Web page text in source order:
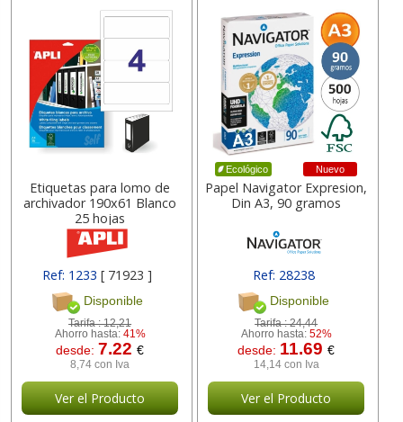
Etiquetas para lomo de
archivador 190x61 Blanco
25 hojas
Ref: 1233[ 71923 ]
Disponible
Tarifa :12,21
Ahorro hasta: 41%
desde: 7.22€
8,74 con Iva
Ver el Producto
Ecológico Nuevo
Papel Navigator Expresion,
Din A3, 90 gramos
Ref: 28238
Disponible
Tarifa :24,44
Ahorro hasta: 52%
desde: 11.69€
14,14 con Iva
Ver el Producto